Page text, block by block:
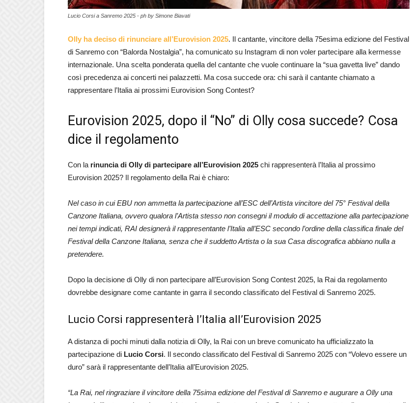
Lucio Corsi a Sanremo 2025 - ph by Simone Biavati
Olly ha deciso di rinunciare all’Eurovision 2025. Il cantante, vincitore della 75esima edizione del Festival
di Sanremo con “Balorda Nostalgia”, ha comunicato su Instagram di non voler partecipare alla kermesse
internazionale. Una scelta ponderata quella del cantante che vuole continuare la “sua gavetta live” dando
così precedenza ai concerti nei palazzetti. Ma cosa succede ora: chi sarà il cantante chiamato a
rappresentare l’Italia ai prossimi Eurovision Song Contest?
Eurovision 2025, dopo il “No” di Olly cosa succede? Cosa
dice il regolamento
Con la rinuncia di Olly di partecipare all’Eurovision 2025 chi rappresenterà l’Italia al prossimo
Eurovision 2025? Il regolamento della Rai è chiaro:
Nel caso in cui EBU non ammetta la partecipazione all’ESC dell’Artista vincitore del 75° Festival della
Canzone Italiana, ovvero qualora l’Artista stesso non consegni il modulo di accettazione alla partecipazione
nei tempi indicati, RAI designerà il rappresentante l’Italia all’ESC secondo l’ordine della classifica finale del
Festival della Canzone Italiana, senza che il suddetto Artista o la sua Casa discografica abbiano nulla a
pretendere.
Dopo la decisione di Olly di non partecipare all’Eurovision Song Contest 2025, la Rai da regolamento
dovrebbe designare come cantante in garra il secondo classificato del Festival di Sanremo 2025.
Lucio Corsi rappresenterà l’Italia all’Eurovision 2025
A distanza di pochi minuti dalla notizia di Olly, la Rai con un breve comunicato ha ufficializzato la
partecipazione di Lucio Corsi. Il secondo classificato del Festival di Sanremo 2025 con “Volevo essere un
duro” sarà il rappresentante dell’Italia all’Eurovision 2025.
“La Rai, nel ringraziare il vincitore della 75sima edizione del Festival di Sanremo e augurare a Olly una